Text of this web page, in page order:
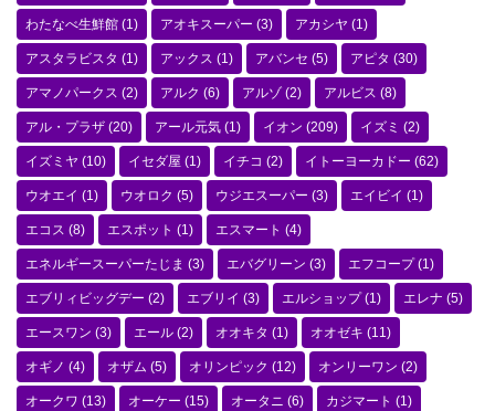
わたなべ生鮮館 (1) アオキスーパー (3) アカシヤ (1)
アスタラビスタ (1) アックス (1) アバンセ (5) アピタ (30)
アマノパークス (2) アルク (6) アルゾ(2) アルビス (8)
アル・プラザ (20) アール元気 (1) イオン (209) イズミ (2)
イズミヤ (10) イセダ屋 (1) イチコ (2) イトーヨーカドー (62)
ウオエイ (1) ウオロク (5) ウジエスーパー (3) エイビイ (1)
エコス (8) エスポット (1) エスマート (4)
エネルギースーパーたじま (3) エバグリーン (3) エフコープ(1)
エブリィビッグデー (2) エブリイ (3) エルショップ(1) エレナ (5)
エースワン (3) エール (2) オオキタ (1) オオゼキ (11)
オギノ (4) オザム (5) オリンピック (12) オンリーワン (2)
オークワ (13) オーケー (15) オータニ (6) カジマート (1)